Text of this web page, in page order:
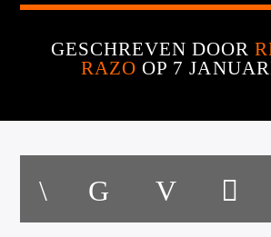
TITLE
ARTIST
GESCHREVEN DOOR
RAZO OP 7